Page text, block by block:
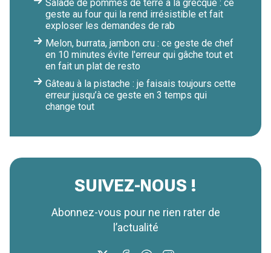
Salade de pommes de terre à la grecque : ce
geste au four qui la rend irrésistible et fait
exploser les demandes de rab
Melon, burrata, jambon cru : ce geste de chef
en 10 minutes évite l'erreur qui gâche tout et
en fait un plat de resto
Gâteau à la pistache : je faisais toujours cette
erreur jusqu’à ce geste en 3 temps qui
change tout
SUIVEZ-NOUS !
Abonnez-vous pour ne rien rater de
l’actualité